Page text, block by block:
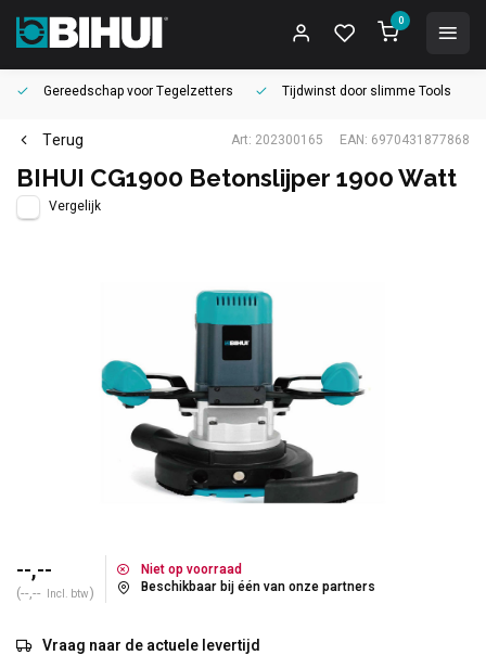
0
Gereedschap voorTegelzetters Tijdwinst door slimme Tools
Terug Art: 202300165 EAN: 6970431877868
BIHUI CG1900 Betonslijper 1900 Watt
Vergelijk
--,--
(--,-- Incl. btw)
Niet op voorraad
Beschikbaar bij één van onze partners
Vraag naar de actuele levertijd